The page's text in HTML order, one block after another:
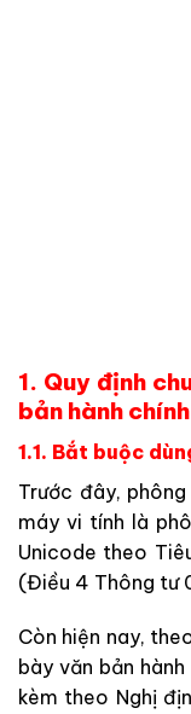
1. Quy định
bản hành
1.1. Bắt buộc
Trước đây,
máy vi tính là
Unicode theo
(Điều 4 Thông tư
Còn hiện nay,
bày văn bản
kèm theo Nghị